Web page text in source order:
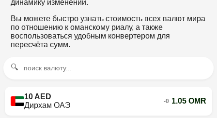
динамику изменений.
Вы можете быстро узнать стоимость всех валют мира
по отношению к оманскому риалу, а также
воспользоваться удобным конвертером для
пересчёта сумм.
🔍
10 AED
Дирхам ОАЭ
-0 1.05 OMR